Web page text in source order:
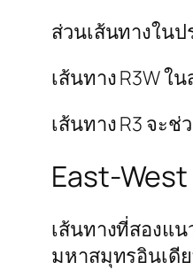
ส่วนเส้นทางในป
เส้นทาง R3W
เส้นทาง R3 จะ
East-
เส้นทางที่สองแ
มหาสมุทรอินเดี